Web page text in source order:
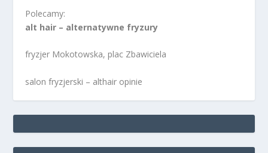
Polecamy:
alt hair – alternatywne fryzury
fryzjer Mokotowska, plac Zbawiciela
salon fryzjerski – althair opinie